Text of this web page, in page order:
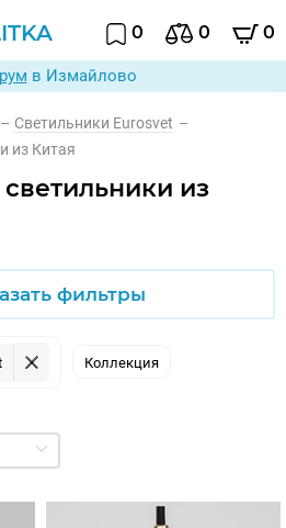
0 0 0
в Измайлово
– Светильники Eurosvet –
из Китая
из
фильтры
Коллекция